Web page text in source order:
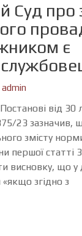
Суд про
є
admin
від 30
23 зазначив,
змісту
першої
висновку, що
згідно з